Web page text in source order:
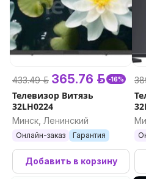
433.49 р. 365.76 р. -16%
Телевизор Витязь
32LH0224
Минск, Ленинский
Онлайн-заказ Гарантия
Добавить в корзину